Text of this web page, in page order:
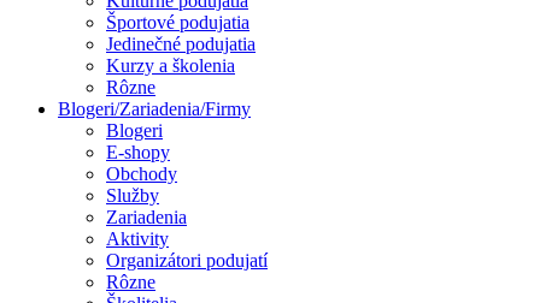
Športové podujatia
Jedinečné podujatia
Kurzy a školenia
Rôzne
Blogeri/Zariadenia/Firmy
Blogeri
E-shopy
Obchody
Služby
Zariadenia
Aktivity
Organizátori podujatí
Rôzne